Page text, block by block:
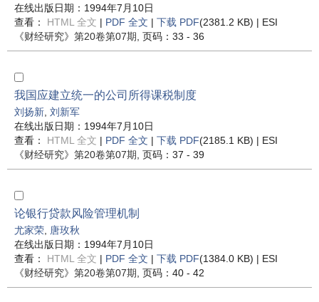
在线出版日期：1994年7月10日
查看： HTML 全文 | PDF 全文 | 下载 PDF(2381.2 KB) | ESI
《财经研究》 第20卷第07期 , 页码：33 - 36
我国应建立统一的公司所得课税制度
刘扬新 刘新军
在线出版日期：1994年7月10日
查看： HTML 全文 | PDF 全文 | 下载 PDF(2185.1 KB) | ESI
《财经研究》 第20卷第07期 , 页码：37 - 39
论银行贷款风险管理机制
尤家荣
唐玫秋
在线出版日期：1994年7月10日
查看： HTML 全文 | PDF 全文 | 下载 PDF(1384.0 KB) | ESI
《财经研究》 第20卷第07期 , 页码：40 - 42